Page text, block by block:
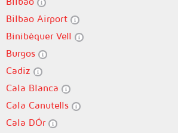
Bilbao Airport
Binibèquer Vell
Burgos
Cadiz
Cala Blanca
Cala Canutells
Cala DÓr